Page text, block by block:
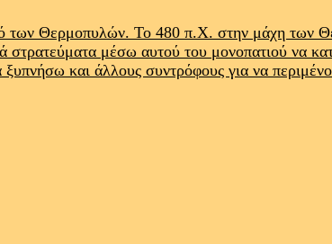
των Θερμοπυλών. Το 480 π.Χ. στην μάχη των
μέσω αυτού του μονοπατιού να
και άλλους συντρόφους για να